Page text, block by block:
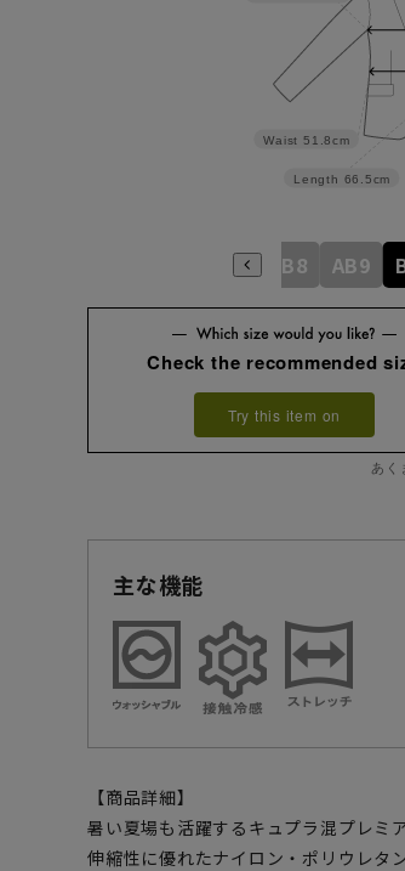
Length 66.5cm
Waist 51.8cm
AB7 AB8 AB9
Check the recommended
Try this item on
あく
主な機能
【商品詳細】
暑い夏場も活躍するキュプラ混プレミ
伸縮性に優れたナイロン・ポリウレタ